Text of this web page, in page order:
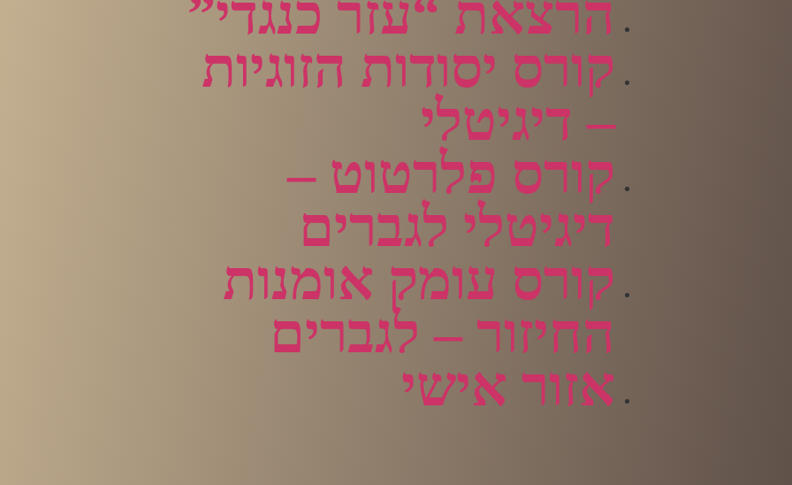
הרצאת “עזר כנגדי”
קורס יסודות הזוגיות
– דיגיטלי
קורס פלרטוט –
דיגיטלי לגברים
קורס עומק אומנות
החיזור – לגברים
אזור אישי